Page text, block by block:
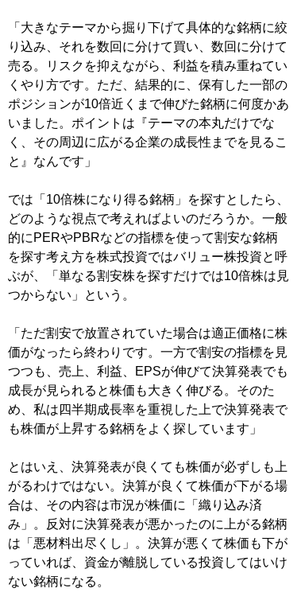
「大きなテーマから掘り下げて具体的な銘柄に絞
り込み、それを数回に分けて買い、数回に分けて
売る。リスクを抑えながら、利益を積み重ねてい
くやり方です。ただ、結果的に、保有した一部の
ポジションが10倍近くまで伸びた銘柄に何度かあ
いました。ポイントは『テーマの本丸だけでな
く、その周辺に広がる企業の成長性までを見るこ
と』なんです」
では「10倍株になり得る銘柄」を探すとしたら、
どのような視点で考えればよいのだろうか。一般
的にPERやPBRなどの指標を使って割安な銘柄
を探す考え方を株式投資ではバリュー株投資と呼
ぶが、「単なる割安株を探すだけでは10倍株は見
つからない」という。
「ただ割安で放置されていた場合は適正価格に株
価がなったら終わりです。一方で割安の指標を見
つつも、売上、利益、EPSが伸びて決算発表でも
成長が見られると株価も大きく伸びる。そのた
め、私は四半期成長率を重視した上で決算発表で
も株価が上昇する銘柄をよく探しています」
とはいえ、決算発表が良くても株価が必ずしも上
がるわけではない。決算が良くて株価が下がる場
合は、その内容は市況が株価に「織り込み済
み」。反対に決算発表が悪かったのに上がる銘柄
は「悪材料出尽くし」。決算が悪くて株価も下が
っていれば、資金が離脱している投資してはいけ
ない銘柄になる。